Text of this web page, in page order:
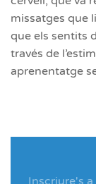
missatges que
que els sentits
través de
aprenentatge